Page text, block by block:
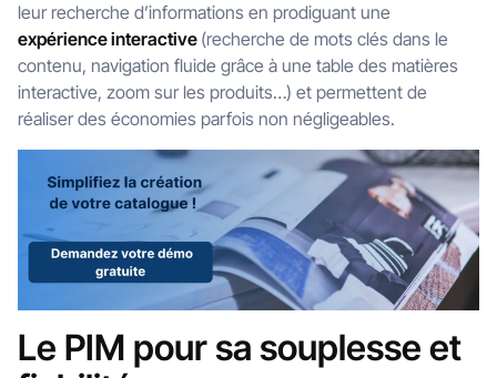
leur recherche d’informations en prodiguant une
expérience interactive (recherche de mots clés dans le
contenu, navigation fluide grâce à une table des matières
interactive, zoom sur les produits…) et permettent de
réaliser des économies parfois non négligeables.
Le PIM pour sa souplesse et